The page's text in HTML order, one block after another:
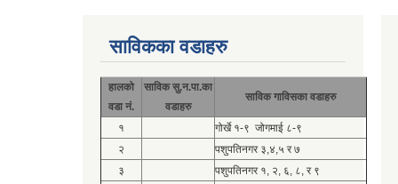
साविकका वडाहरु
हालको
वडा नं.
साविक सु.न.पा.का
वडाहरु
साविक गाविसका वडाहरु
१
गोर्खे १-९ जोगमाई ८-९
२
पशुपतिनगर ३,४,५ र ७
३
पशुपतिनगर १, २, ६, ८, र ९